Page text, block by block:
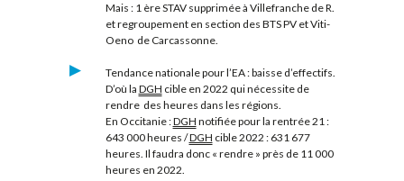
Mais : 1 ère STAV supprimée à Villefranche de R.
et regroupement en section des BTS PV et Viti-
Oeno de Carcassonne.
Tendance nationale pour l’EA : baisse d’effectifs.
D’où la DGH cible en 2022 qui nécessite de
rendre des heures dans les régions.
En Occitanie :DGH notifiée pour la rentrée 21 :
643 000 heures /DGH cible 2022 : 631 677
heures. Il faudra donc « rendre » près de 11 000
heures en 2022.